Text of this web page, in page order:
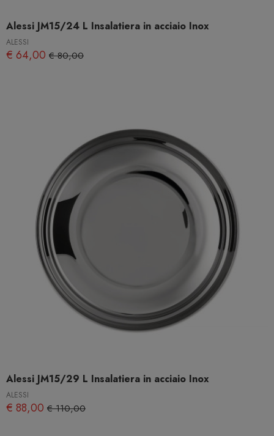
Alessi JM15/24 L Insalatiera in acciaio Inox
ALESSI
€ 64,00 € 80,00
Alessi JM15/29 L Insalatiera in acciaio Inox
ALESSI
€ 88,00 € 110,00